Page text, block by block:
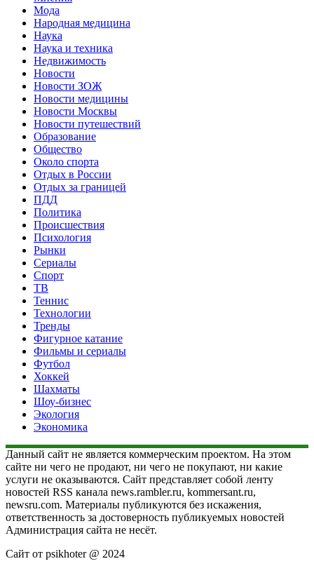
Мода
Народная медицина
Наука
Наука и техника
Недвижимость
Новости
Новости ЗОЖ
Новости медицины
Новости Москвы
Новости путешествий
Образование
Общество
Около спорта
Отдых в России
Отдых за границей
ПДД
Политика
Происшествия
Психология
Рынки
Сериалы
Спорт
ТВ
Теннис
Технологии
Тренды
Фигурное катание
Фильмы и сериалы
Футбол
Хоккей
Шахматы
Шоу-бизнес
Экология
Экономика
Данный сайт не является коммерческим проектом. На этом
сайте ни чего не продают, ни чего не покупают, ни какие
услуги не оказываются. Сайт представляет собой ленту
новостей RSS канала news.rambler.ru, kommersant.ru,
newsru.com. Материалы публикуются без искажения,
ответственность за достоверность публикуемых новостей
Администрация сайта не несёт.
Сайт от psikhoter @ 2024